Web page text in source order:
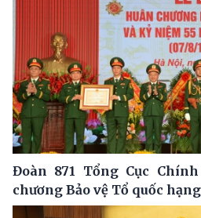
Đoàn 871 Tổng Cục
chương Bảo vệ Tổ quốc